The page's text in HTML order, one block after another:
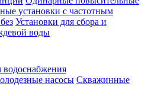
установки с частотным
Установки для сбора и
воды
водоснабжения
насосы Скважинные